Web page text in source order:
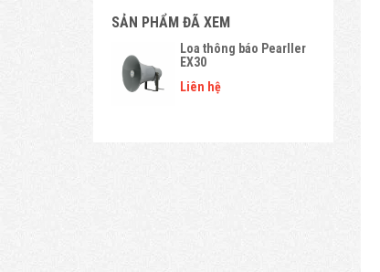
SẢN PHẨM ĐÃ XEM
Loa thông báo Pearller
EX30
Liên hệ